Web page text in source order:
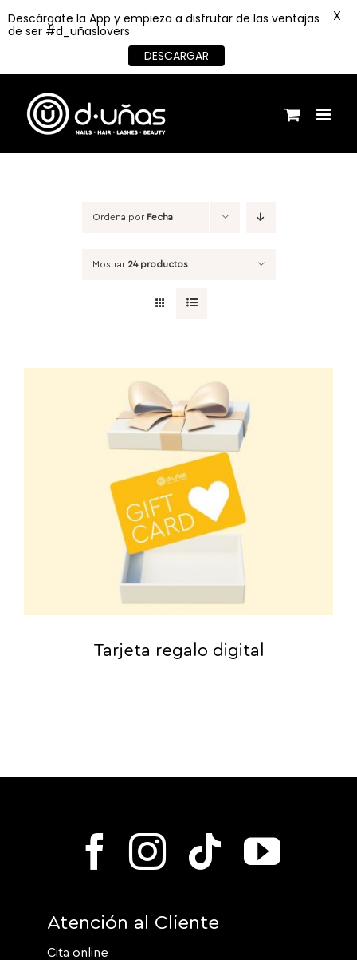
contenido
Ordena por Fecha
Mostrar 24 productos
Tarjeta regalo digital
Atención al Cliente
Cita online
Descárgate la App y empieza a disfrutar de las ventajas
de ser #d_uñaslovers
DESCARGAR
X